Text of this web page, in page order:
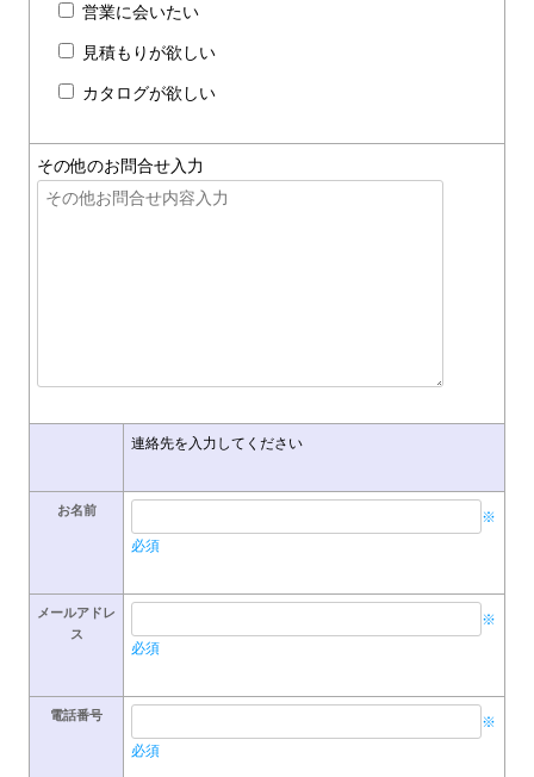
営業に会いたい
見積もりが欲しい
カタログが欲しい
その他のお問合せ入力
連絡先を入力してください
お名前
※
必須
メールアドレ
ス
※
必須
電話番号
※
必須